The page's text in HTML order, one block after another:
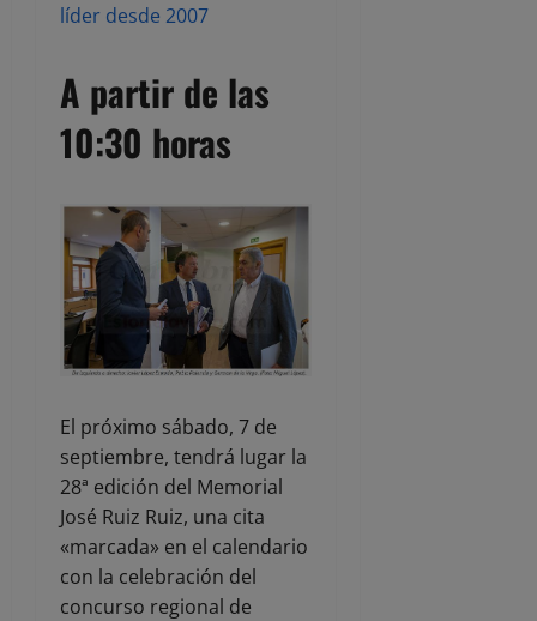
líder desde 2007
A partir de las
10:30 horas
El próximo sábado, 7 de
septiembre, tendrá lugar la
28ª edición del Memorial
José Ruiz Ruiz, una cita
«marcada» en el calendario
con la celebración del
concurso regional de